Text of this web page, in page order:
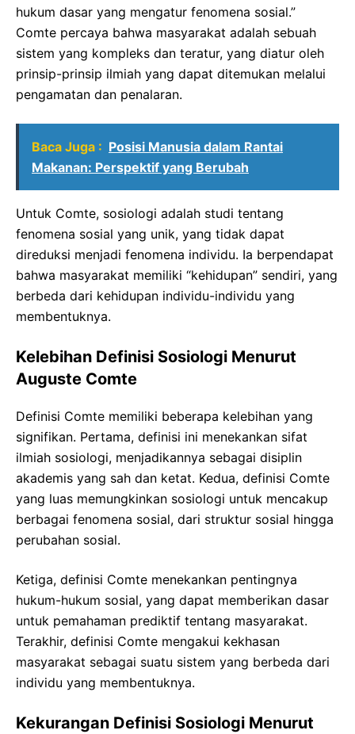
hukum dasar yang mengatur fenomena sosial.”
Comte percaya bahwa masyarakat adalah sebuah
sistem yang kompleks dan teratur, yang diatur oleh
prinsip-prinsip ilmiah yang dapat ditemukan melalui
pengamatan dan penalaran.
Baca Juga : Posisi Manusia dalam Rantai
Makanan: Perspektif yang Berubah
Untuk Comte, sosiologi adalah studi tentang
fenomena sosial yang unik, yang tidak dapat
direduksi menjadi fenomena individu. Ia berpendapat
bahwa masyarakat memiliki “kehidupan” sendiri, yang
berbeda dari kehidupan individu-individu yang
membentuknya.
Kelebihan Definisi Sosiologi Menurut
Auguste Comte
Definisi Comte memiliki beberapa kelebihan yang
signifikan. Pertama, definisi ini menekankan sifat
ilmiah sosiologi, menjadikannya sebagai disiplin
akademis yang sah dan ketat. Kedua, definisi Comte
yang luas memungkinkan sosiologi untuk mencakup
berbagai fenomena sosial, dari struktur sosial hingga
perubahan sosial.
Ketiga, definisi Comte menekankan pentingnya
hukum-hukum sosial, yang dapat memberikan dasar
untuk pemahaman prediktif tentang masyarakat.
Terakhir, definisi Comte mengakui kekhasan
masyarakat sebagai suatu sistem yang berbeda dari
individu yang membentuknya.
Kekurangan Definisi Sosiologi Menurut